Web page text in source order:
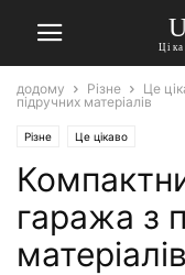
додому Різне Це
підручних матеріалів
Різне Це цікаво
гаража з
матеріалів